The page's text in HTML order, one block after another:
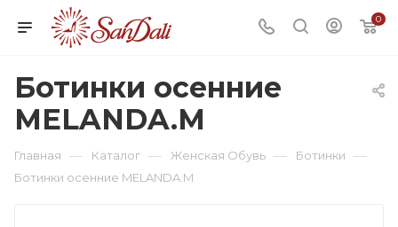
0
Ботинки осенние
MELANDA.M
Главная — Каталог — Женская Обувь — Ботинки —
Ботинки осенние MELANDA.M